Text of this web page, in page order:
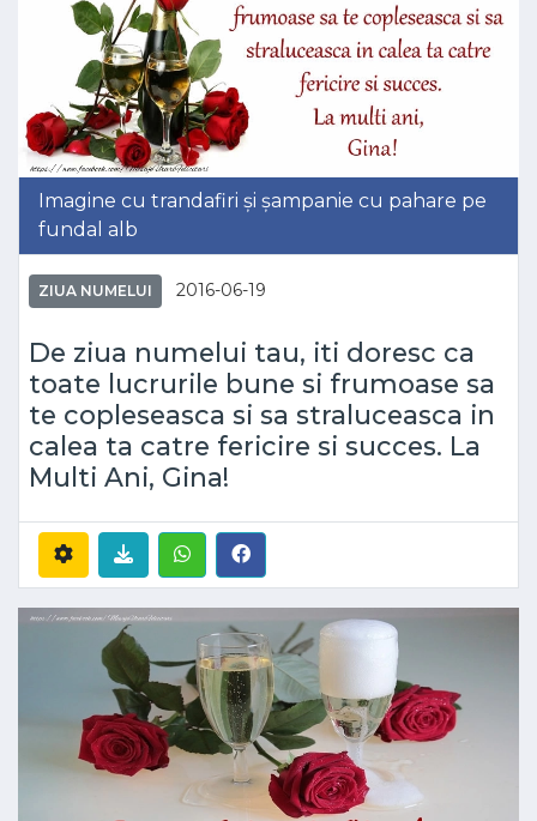
Imagine cu trandafiri și șampanie cu pahare pe
fundal alb
ZIUA NUMELUI 2016-06-19
De ziua numelui tau, iti doresc ca
toate lucrurile bune si frumoase sa
te copleseasca si sa straluceasca in
calea ta catre fericire si succes. La
Multi Ani, Gina!